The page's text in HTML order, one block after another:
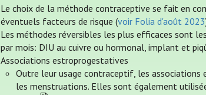
Le choix de la méthode contraceptive se fait en
éventuels facteurs de risque (voir Folia d'août 2023
Les méthodes réversibles les plus efficaces sont
par mois: DIU au cuivre ou hormonal, implant et
Associations estroprogestatives
Outre leur usage contraceptif, les
les menstruations. Elles sont également